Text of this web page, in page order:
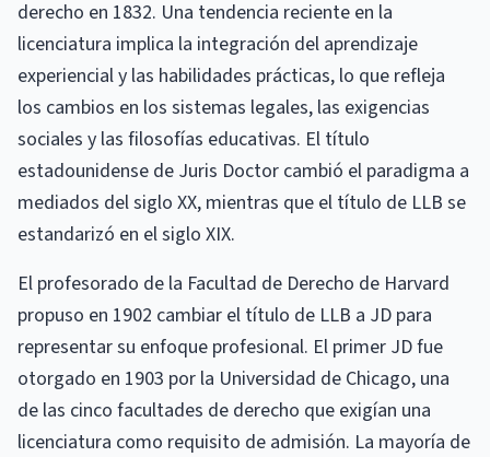
derecho en 1832. Una tendencia reciente en la
licenciatura implica la integración del aprendizaje
experiencial y las habilidades prácticas, lo que refleja
los cambios en los sistemas legales, las exigencias
sociales y las filosofías educativas. El título
estadounidense de Juris Doctor cambió el paradigma a
mediados del siglo XX, mientras que el título de LLB se
estandarizó en el siglo XIX.
El profesorado de la Facultad de Derecho de Harvard
propuso en 1902 cambiar el título de LLB a JD para
representar su enfoque profesional. El primer JD fue
otorgado en 1903 por la Universidad de Chicago, una
de las cinco facultades de derecho que exigían una
licenciatura como requisito de admisión. La mayoría de